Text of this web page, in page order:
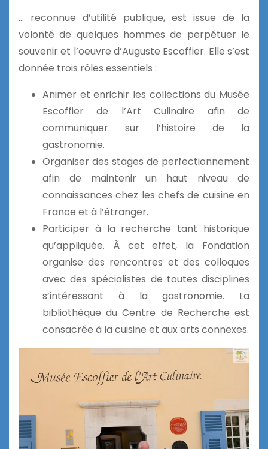
… reconnue d’utilité publique, est issue de la
volonté de quelques hommes de perpétuer le
souvenir et l’oeuvre d’Auguste Escoffier. Elle s’est
donnée trois rôles essentiels :​​
Animer et enrichir les collections du Musée
Escoffier de l’Art Culinaire afin de
communiquer sur l’histoire de la
gastronomie.
Organiser des stages de perfectionnement
afin de maintenir un haut niveau de
connaissances chez les chefs de cuisine en
France et à l’étranger.
Participer à la recherche tant historique
qu’appliquée. À cet effet, la Fondation
organise des rencontres et des colloques
avec des spécialistes de toutes disciplines
s’intéressant à la gastronomie. La
bibliothèque du Centre de Recherche est
consacrée à la cuisine et aux arts connexes.